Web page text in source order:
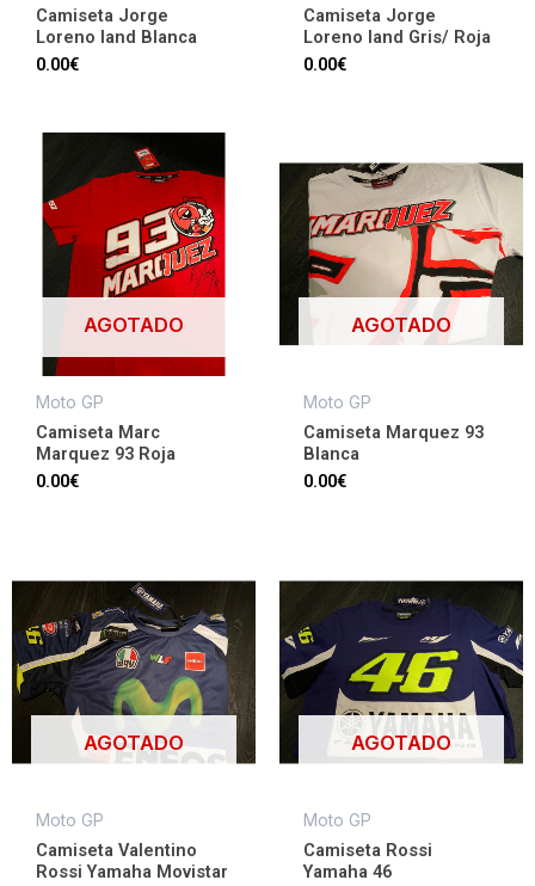
Camiseta Jorge
Loreno land Blanca
0.00€
Camiseta Jorge
Loreno land Gris/ Roja
0.00€
AGOTADO
Moto GP
Camiseta Marc
Marquez 93 Roja
0.00€
AGOTADO
Moto GP
Camiseta Marquez 93
Blanca
0.00€
AGOTADO
Moto GP
Camiseta Valentino
Rossi Yamaha Movistar
AGOTADO
Moto GP
Camiseta Rossi
Yamaha 46